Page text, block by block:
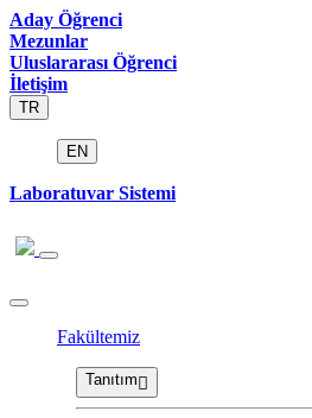
Aday Öğrenci
Mezunlar
Uluslararası Öğrenci
İletişim
TR
EN
Laboratuvar Sistemi
Fakültemiz
Tanıtım